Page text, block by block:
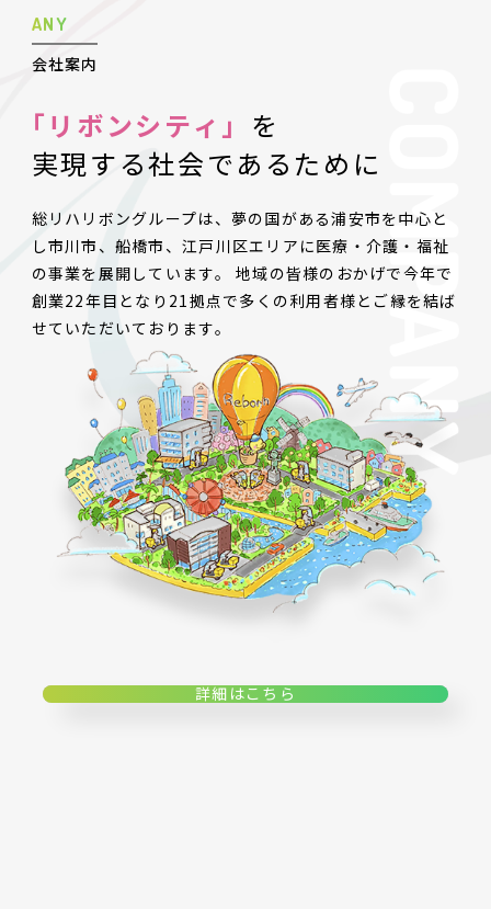
ANY
会社案内
「リボンシティ」 を
実現する社会であるために
総リハリボングループは、夢の国がある浦安市を中心と
し市川市、船橋市、江戸川区エリアに医療・介護・福祉
の事業を展開しています。 地域の皆様のおかげで今年で
創業22年目となり21拠点で多くの利用者様とご縁を結ば
せていただいております。
詳細はこちら